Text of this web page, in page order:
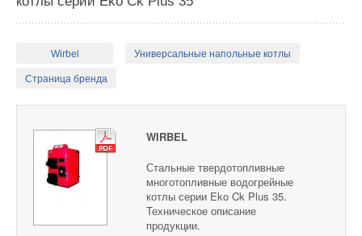
Wirbel Универсальные напольные котлы
Страница бренда
WIRBEL
Стальные твердотопливные
многотопливные водогрейные
котлы серии Eko Ck Plus 35.
Техническое описание
продукции.